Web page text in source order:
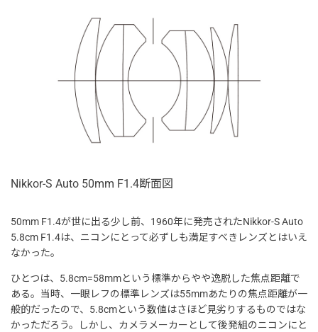
Nikkor-S Auto 50mm F1.4断面図
50mm F1.4が世に出る少し前、1960年に発売されたNikkor-S Auto
5.8cm F1.4は、ニコンにとって必ずしも満足すべきレンズとはいえ
なかった。
ひとつは、5.8cm=58mmという標準からやや逸脱した焦点距離で
ある。当時、一眼レフの標準レンズは55mmあたりの焦点距離が一
般的だったので、5.8cmという数値はさほど見劣りするものではな
かっただろう。しかし、カメラメーカーとして後発組のニコンにと